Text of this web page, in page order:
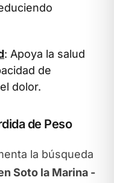
: Apoya la salud
de
dolor.
de Peso
la búsqueda
Soto la Marina -